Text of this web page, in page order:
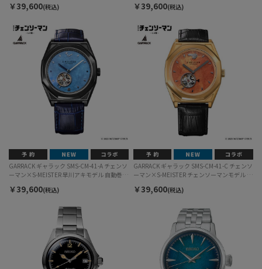
￥39,600(税込) ￥39,600(税込)
GARRACK ギャラック SMS-CM-41-A チェンソ
ーマン×S-MEISTER 早川アキモデル 自動巻
￥39,600(税込)
GARRACK ギャラック SMS-CM-41-C チェンソ
ーマン×S-MEISTER チェンソーマンモデル 自
￥39,600(税込)